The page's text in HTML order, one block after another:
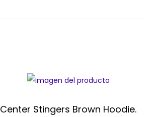
Center Stingers Brown Hoodie.